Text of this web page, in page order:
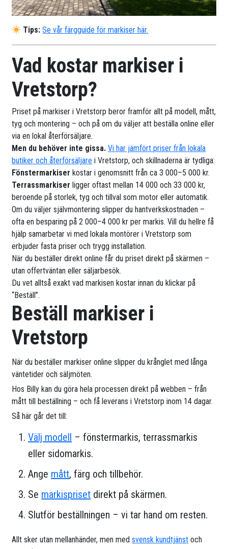
Tips: Se vår färgguide för markiser här.
Vad kostar markiser i
Vretstorp?
Priset på markiser i Vretstorp beror framför allt på modell, mått,
tyg och montering – och på om du väljer att beställa online eller
via en lokal återförsäljare.
Men du behöver inte gissa.Vi har jämfört priser från lokala
butiker och återförsäljare i Vretstorp, och skillnaderna är tydliga:
Fönstermarkiser kostar i genomsnitt från ca 3 000–5 000 kr.
Terrassmarkiser ligger oftast mellan 14 000 och 33 000 kr,
beroende på storlek, tyg och tillval som motor eller automatik.
Om du väljer självmontering slipper du hantverkskostnaden –
ofta en besparing på 2 000–4 000 kr per markis. Vill du hellre få
hjälp samarbetar vi med lokala montörer i Vretstorp som
erbjuder fasta priser och trygg installation.
När du beställer direkt online får du priset direkt på skärmen –
utan offertväntan eller säljarbesök.
Du vet alltså exakt vad markisen kostar innan du klickar på
“Beställ”.
Beställ markiser i
Vretstorp
När du beställer markiser online slipper du krånglet med långa
väntetider och säljmöten.
Hos Billy kan du göra hela processen direkt på webben – från
mått till beställning – och få leverans i Vretstorp inom 14 dagar.
Så här går det till:
Välj modell – fönstermarkis, terrassmarkis
eller sidomarkis.
Ange mått, färg och tillbehör.
Se markispriset direkt på skärmen.
Slutför beställningen – vi tar hand om resten.
Allt sker utan mellanhänder, men medsvensk kundtjänst och